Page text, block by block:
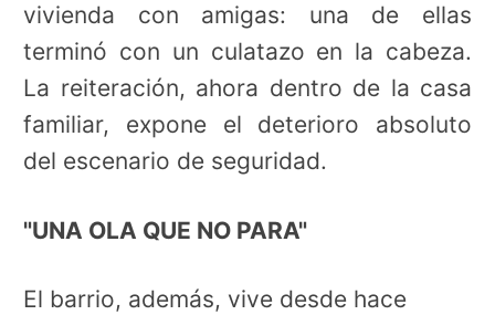
vivienda con amigas: una de ellas
terminó con un culatazo en la cabeza.
La reiteración, ahora dentro de la casa
familiar, expone el deterioro absoluto
del escenario de seguridad.
"UNA OLA QUE NO PARA"
El barrio, además, vive desde hace